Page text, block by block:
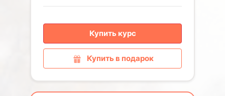
Купить курс
Купить в подарок